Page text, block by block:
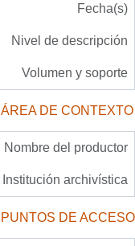
Fecha(s)
Nivel de descripción
Volumen y soporte
ÁREA DE CONTEXTO
Nombre del productor
Institución archivística
PUNTOS DE ACCESO